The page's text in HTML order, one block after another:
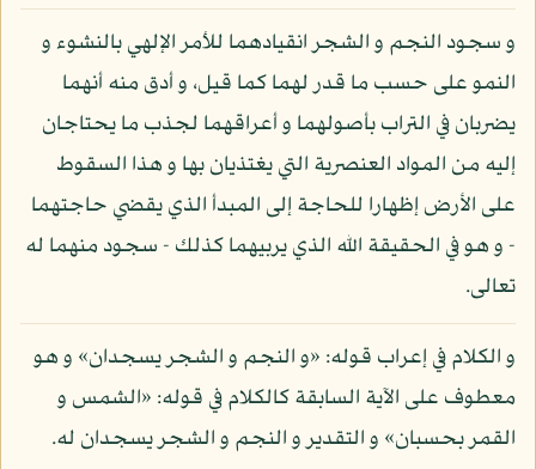
و سجود النجم و الشجر انقيادهما للأمر الإلهي بالنشوء و
النمو على حسب ما قدر لهما كما قيل، و أدق منه أنهما
يضربان في التراب بأصولهما و أعراقهما لجذب ما يحتاجان
إليه من المواد العنصرية التي يغتذيان بها و هذا السقوط
على الأرض إظهارا للحاجة إلى المبدأ الذي يقضي حاجتهما
- و هو في الحقيقة الله الذي يربيهما كذلك - سجود منهما له
تعالى.
و الكلام في إعراب قوله: «و النجم و الشجر يسجدان» و هو
معطوف على الآية السابقة كالكلام في قوله: «الشمس و
القمر بحسبان» و التقدير و النجم و الشجر يسجدان له.